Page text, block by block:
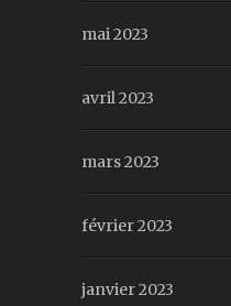
mai 2023
avril 2023
mars 2023
février 2023
janvier 2023